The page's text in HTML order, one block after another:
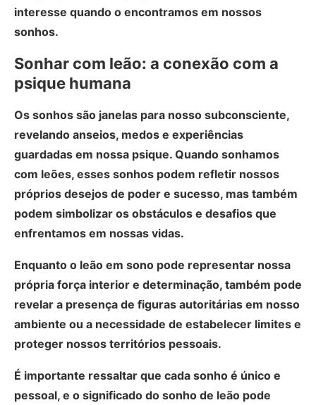
interesse quando o encontramos em nossos
sonhos.
Sonhar com leão: a conexão com a
psique humana
Os sonhos são janelas para nosso subconsciente,
revelando anseios, medos e experiências
guardadas em nossa psique. Quando sonhamos
com leões, esses sonhos podem refletir nossos
próprios desejos de poder e sucesso, mas também
podem simbolizar os obstáculos e desafios que
enfrentamos em nossas vidas.
Enquanto o leão em sono pode representar nossa
própria força interior e determinação, também pode
revelar a presença de figuras autoritárias em nosso
ambiente ou a necessidade de estabelecer limites e
proteger nossos territórios pessoais.
É importante ressaltar que cada sonho é único e
pessoal, e o significado do sonho de leão pode